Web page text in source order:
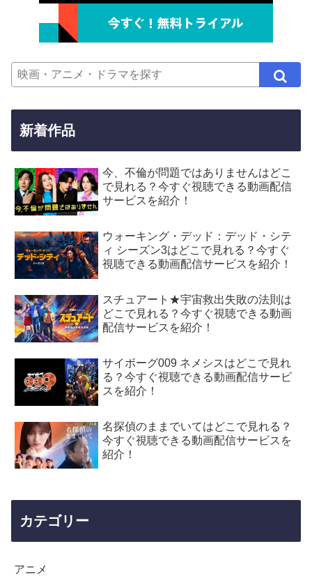
新着作品
今、不倫が問題ではありませんはどこ
で見れる？今すぐ視聴できる動画配信
サービスを紹介！
ウォーキング・デッド：デッド・シテ
ィ シーズン3はどこで見れる？今すぐ
視聴できる動画配信サービスを紹介！
スチュアート★宇宙救出失敗の法則は
どこで見れる？今すぐ視聴できる動画
配信サービスを紹介！
サイボーグ009 ネメシスはどこで見れ
る？今すぐ視聴できる動画配信サービ
スを紹介！
名探偵のままでいてはどこで見れる？
今すぐ視聴できる動画配信サービスを
紹介！
カテゴリー
アニメ